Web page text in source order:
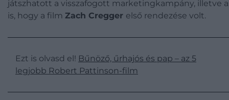
játszhatott a visszafogott marketingkampány, illetve
is, hogy a film Zach Cregger első rendezése volt.
Ezt is olvasd el! Bűnöző, űrhajós és pap – az 5
legjobb Robert Pattinson-film